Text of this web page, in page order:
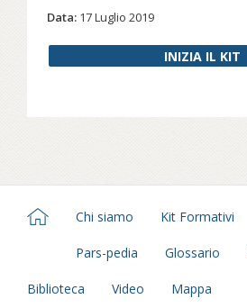
Data: 17 Luglio 2019
INIZIA IL KIT
Chi siamo Kit Formativi
Pars-pedia Glossario
Biblioteca Video Mappa